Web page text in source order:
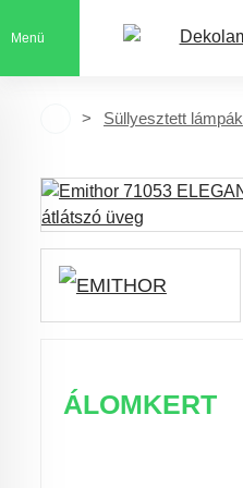
Menü
Süllyesztett lámpák
ÁLOMKERT